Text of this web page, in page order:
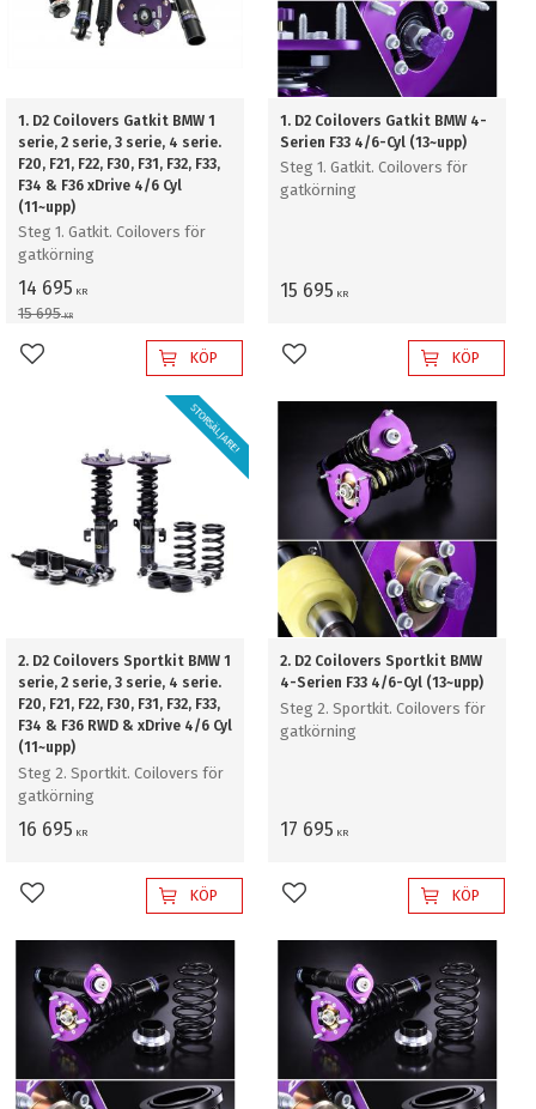
1. D2 Coilovers Gatkit BMW 1
serie, 2 serie, 3 serie, 4 serie.
F20, F21, F22, F30, F31, F32, F33,
F34 & F36 xDrive 4/6 Cyl
(11~upp)
Steg 1. Gatkit. Coilovers för
gatkörning
14 695 KR
15 695KR
Lägg till i favoriterKÖP
1. D2 Coilovers Gatkit BMW 4-
Serien F33 4/6-Cyl (13~upp)
Steg 1. Gatkit. Coilovers för
gatkörning
15 695 KR
Lägg till i favoriterKÖP
2. D2 Coilovers Sportkit BMW 1
serie, 2 serie, 3 serie, 4 serie.
F20, F21, F22, F30, F31, F32, F33,
F34 & F36 RWD & xDrive 4/6 Cyl
(11~upp)
Steg 2. Sportkit. Coilovers för
gatkörning
16 695 KR
STORSÄLJARE!
Lägg till i favoriterKÖP
2. D2 Coilovers Sportkit BMW
4-Serien F33 4/6-Cyl (13~upp)
Steg 2. Sportkit. Coilovers för
gatkörning
17 695 KR
Lägg till i favoriterKÖP